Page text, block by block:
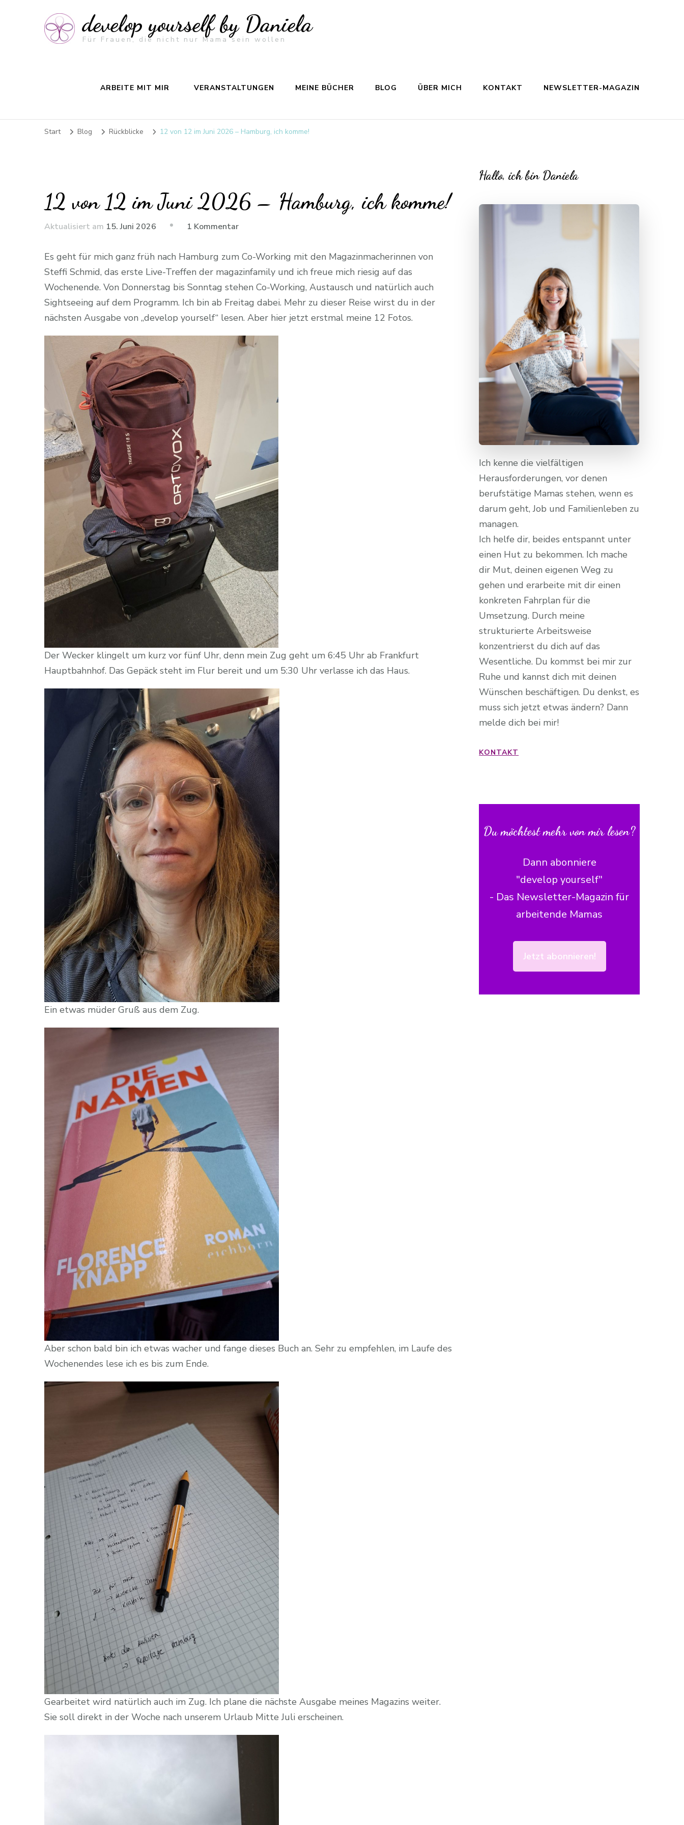
develop yourself by Daniela
Für Frauen, die nicht nur Mama sein wollen
ARBEITE MIT MIR VERANSTALTUNGEN MEINE BÜCHER BLOG ÜBER MICH KONTAKT NEWSLETTER-MAGAZIN
Start Blog Rückblicke 12 von 12 im Juni 2026 – Hamburg, ich komme!
12 von 12 im Juni 2026 – Hamburg, ich komme!
Aktualisiert am 15. Juni 2026 1 Kommentarzu
von
12
im
2026
–
Hamburg,
ich
Es geht für mich ganz früh nach Hamburg zum Co-Working mit den Magazinmacherinnen von
Steffi Schmid, das erste Live-Treffen der magazinfamily und ich freue mich riesig auf das
Wochenende. Von Donnerstag bis Sonntag stehen Co-Working, Austausch und natürlich auch
Sightseeing auf dem Programm. Ich bin ab Freitag dabei. Mehr zu dieser Reise wirst du in der
nächsten Ausgabe von „develop yourself“ lesen. Aber hier jetzt erstmal meine 12 Fotos.
Der Wecker klingelt um kurz vor fünf Uhr, denn mein Zug geht um 6:45 Uhr ab Frankfurt
Hauptbahnhof. Das Gepäck steht im Flur bereit und um 5:30 Uhr verlasse ich das Haus.
Ein etwas müder Gruß aus dem Zug.
Aber schon bald bin ich etwas wacher und fange dieses Buch an. Sehr zu empfehlen, im Laufe des
Wochenendes lese ich es bis zum Ende.
Gearbeitet wird natürlich auch im Zug. Ich plane die nächste Ausgabe meines Magazins weiter.
Sie soll direkt in der Woche nach unserem Urlaub Mitte Juli erscheinen.
Hallo, ich bin Daniela
Ich kenne die vielfältigen
Herausforderungen, vor denen
berufstätige Mamas stehen, wenn es
darum geht, Job und Familienleben zu
managen.
Ich helfe dir, beides entspannt unter
einen Hut zu bekommen. Ich mache
dir Mut, deinen eigenen Weg zu
gehen und erarbeite mit dir einen
konkreten Fahrplan für die
Umsetzung. Durch meine
strukturierte Arbeitsweise
konzentrierst du dich auf das
Wesentliche. Du kommst bei mir zur
Ruhe und kannst dich mit deinen
Wünschen beschäftigen. Du denkst, es
muss sich jetzt etwas ändern? Dann
melde dich bei mir!
KONTAKT
Du möchtest mehr von mir lesen?
Dann abonniere
"develop yourself"
- Das Newsletter-Magazin für
arbeitende Mamas
Jetzt abonnieren!